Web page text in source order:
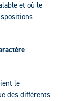
et où le
le
des différents